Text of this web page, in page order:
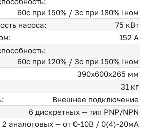
60с при 150% / 3с при 180% Iном
насоса:
75 кВт
152 А
60с при 120% / 3с при 150% Iном
390x600x265 мм
31 кг
Внешнее подключение
6 дискретных — тип PNP/NPN
2 аналоговых — от 0-10В / 0(4)-20мА